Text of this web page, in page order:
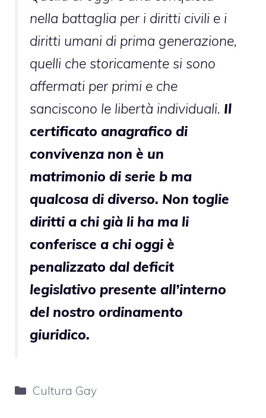
nella battaglia per i diritti civili e i
diritti umani di prima generazione,
quelli che storicamente si sono
affermati per primi e che
sanciscono le libertà individuali. Il
certificato anagrafico di
convivenza non è un
matrimonio di serie b ma
qualcosa di diverso. Non toglie
diritti a chi già li ha ma li
conferisce a chi oggi è
penalizzato dal deficit
legislativo presente all’interno
del nostro ordinamento
giuridico.
Categorie
Cultura Gay